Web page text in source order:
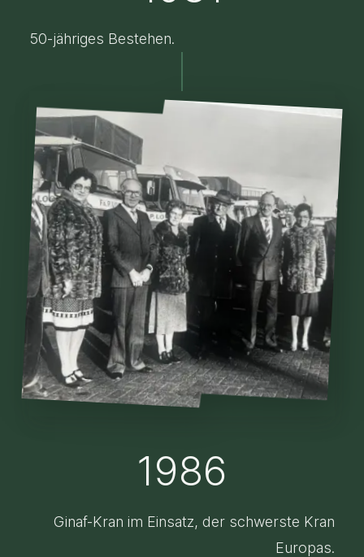
50-jähriges Bestehen.
1986
Ginaf-Kran im Einsatz, der schwerste Kran
Europas.